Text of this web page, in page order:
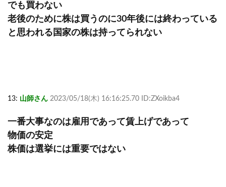
でも買わない
老後のために株は買うのに30年後には終わっている
と思われる国家の株は持ってられない
13: 山師さん 2023/05/18(木) 16:16:25.70 ID:ZXoikba4
一番大事なのは雇用であって賃上げであって
物価の安定
株価は選挙には重要ではない